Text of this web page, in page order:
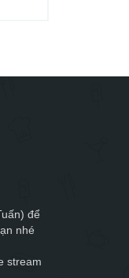
để
nhé
stream